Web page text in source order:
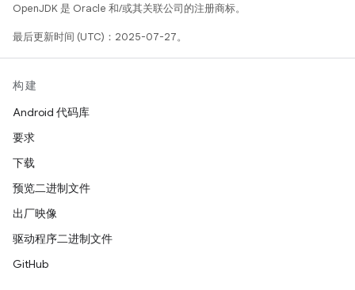
OpenJDK 是 Oracle 和/或其关联公司的注册商标。
最后更新时间 (UTC)：2025-07-27。
构建
Android 代码库
要求
下载
预览二进制文件
出厂映像
驱动程序二进制文件
GitHub